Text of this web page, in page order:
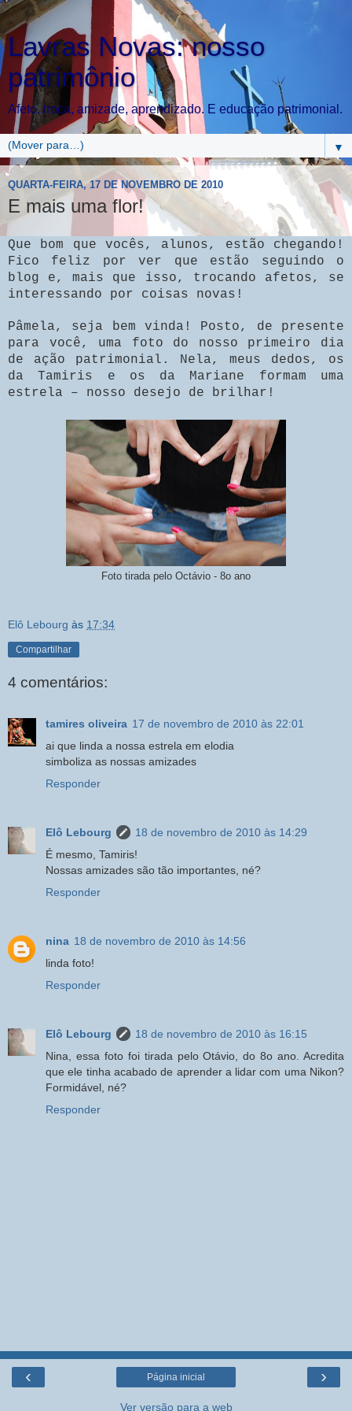
Lavras Novas: nosso
patrimônio
Afeto, troca, amizade, aprendizado. E educação patrimonial.
▼
QUARTA-FEIRA, 17 DE NOVEMBRO DE 2010
E mais uma flor!
Que bom que vocês, alunos, estão chegando!
Fico feliz por ver que estão seguindo o
blog e, mais que isso, trocando afetos, se
interessando por coisas novas!
Pâmela, seja bem vinda! Posto, de presente
para você, uma foto do nosso primeiro dia
de ação patrimonial. Nela, meus dedos, os
da Tamiris e os da Mariane formam uma
estrela – nosso desejo de brilhar!
Foto tirada pelo Octávio - 8o ano
Elô Lebourg às 17:34
Compartilhar
4 comentários:
tamires oliveira 17 de novembro de 2010 às 22:01
ai que linda a nossa estrela em elodia
simboliza as nossas amizades
Responder
Elô Lebourg
18 de novembro de 2010 às 14:29
É mesmo, Tamiris!
Nossas amizades são tão importantes, né?
Responder
nina 18 de novembro de 2010 às 14:56
linda foto!
Responder
Elô Lebourg
18 de novembro de 2010 às 16:15
Nina, essa foto foi tirada pelo Otávio, do 8o ano. Acredita
que ele tinha acabado de aprender a lidar com uma Nikon?
Formidável, né?
Responder
‹ ›
Página inicial
Ver versão para a web